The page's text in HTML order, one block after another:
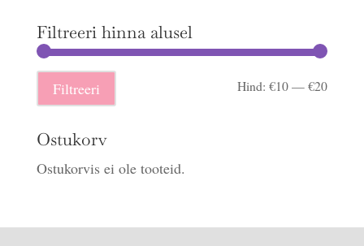
Filtreeri hinna alusel
Filtreeri Hind:€10—€20
Ostukorv
Ostukorvis ei ole tooteid.